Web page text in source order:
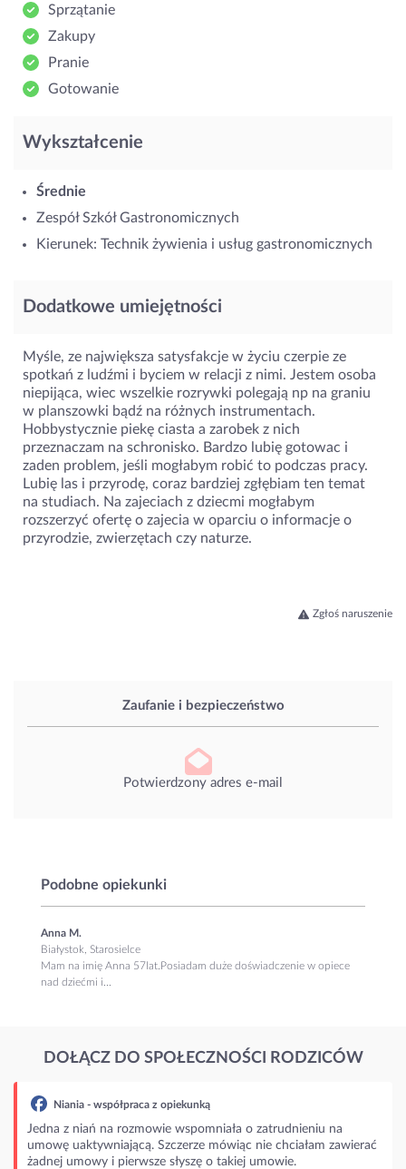
Zaufanie i bezpieczeństwo
Potwierdzony adres e-mail
Podobne opiekunki
Anna M.
Białystok, Starosielce
Mam na imię Anna 57lat.Posiadam duże doświadczenie w opiece
nad dziećmi i...
Sprzątanie
Zakupy
Pranie
Gotowanie
Wykształcenie
Średnie
Zespół Szkół Gastronomicznych
Kierunek: Technik żywienia i usług gastronomicznych
Dodatkowe umiejętności
Myśle, ze największa satysfakcje w życiu czerpie ze
spotkań z ludźmi i byciem w relacji z nimi. Jestem osoba
niepijąca, wiec wszelkie rozrywki polegają np na graniu
w planszowki bądź na różnych instrumentach.
Hobbystycznie piekę ciasta a zarobek z nich
przeznaczam na schronisko. Bardzo lubię gotowac i
zaden problem, jeśli mogłabym robić to podczas pracy.
Lubię las i przyrodę, coraz bardziej zgłębiam ten temat
na studiach. Na zajeciach z dziecmi mogłabym
rozszerzyć ofertę o zajecia w oparciu o informacje o
przyrodzie, zwierzętach czy naturze.
Zgłoś naruszenie
DOŁĄCZ DO SPOŁECZNOŚCI RODZICÓW
z opiekunką
rozmowie wspomniała o zatrudnieniu na
Szczerze mówiąc nie chciałam zawierać
i pierwsze słyszę o takiej umowie.